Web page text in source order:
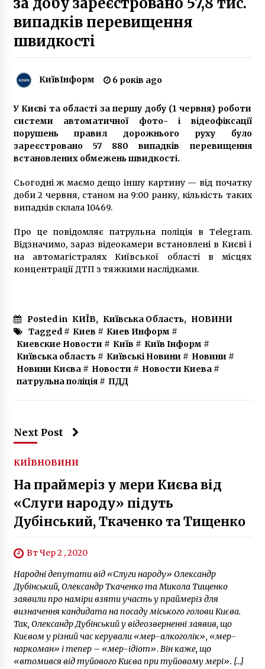
6 років ago
Кияни помітили церкву-надбудову на
багатоповерхівці спального району
7 років ago
Як живе Київ в умовах карантину
6 років ago
Борг киян за електроенергію перевищив 1
мільярд (ІНФОГРАФІКА)
У Києві пройшов марш на честь Бандери:
скільки людей запалили смолоскипи і як це
було
випадків перевищення
швидкості
КиївІнформ 6 років ago
У Києві та області за першу добу (1 червня) роботи
системи автоматичної фото- і відеофіксації
порушень правил дорожнього руху було
зареєстровано 57 880 випадків перевищення
встановлених обмежень швидкості.
Сьогодні ж маємо дещо іншу картину — від початку
доби 2 червня, станом на 9:00 ранку, кількість таких
випадків склала 10469.
Про це повідомляє патрульна поліція в Telegram.
Відзначимо, зараз відеокамери встановлені в Києві і
на автомагістралях Київської області в місцях
концентрації ДТП з тяжкими наслідками.
Posted in КИЇВ, Київська Область, НОВИНИ
Tagged # Киев # Киев Информ #
Киевские Новости # Київ # Київ Інформ #
Київська область# Київські Новини # Новини #
Новини Києва# Новости # Новости Киева#
патрульна поліція# ПДД
Next Post
КИЇВНОВИНИ
На праймеріз у мери Києва від
«Слуги народу» підуть
Дубінський, Ткаченко та Тищенко
Вт Чер 2 , 2020
Народні депутати від «Слуги народу» Олександр
Дубінський, Олександр Ткаченко та Микола Тищенко
заявили про наміри взяти участь у праймеріз для
визначення кандидата на посаду міського голови Києва.
Так, Олександр Дубінський у відеозверненні заявив, що
Києвом у різний час керували «мер-алкоголік», «мер-
наркоман» і тепер – «мер-ідіот». Він каже, що
«втомився від туйового Києва при туйовому мері». […]